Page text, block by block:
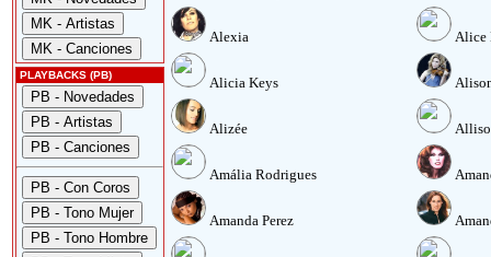
PLAYBACKS (PB)
Alexia Alice
Alicia Keys
Alizée
Amália Rodrigues
Amanda Perez